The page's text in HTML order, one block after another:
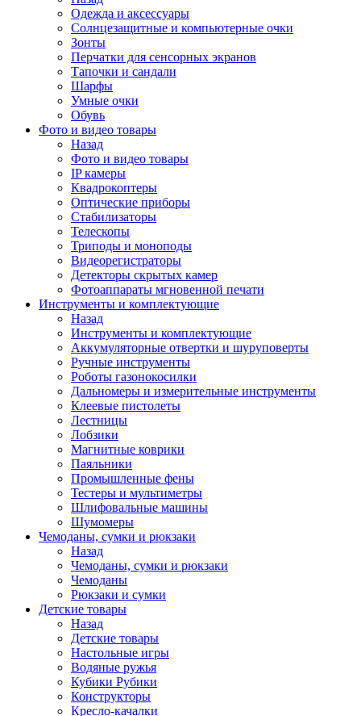
Одежда и аксессуары
Солнцезащитные и компьютерные очки
Зонты
Перчатки для сенсорных экранов
Тапочки и сандали
Шарфы
Умные очки
Обувь
Фото и видео товары
Назад
Фото и видео товары
IP камеры
Квадрокоптеры
Оптические приборы
Стабилизаторы
Телескопы
Триподы и моноподы
Видеорегистраторы
Детекторы скрытых камер
Фотоаппараты мгновенной печати
Инструменты и комплектующие
Назад
Инструменты и комплектующие
Аккумуляторные отвертки и шуруповерты
Ручные инструменты
Роботы газонокосилки
Дальномеры и измерительные инструменты
Клеевые пистолеты
Лестницы
Лобзики
Магнитные коврики
Паяльники
Промышленные фены
Тестеры и мультиметры
Шлифовальные машины
Шумомеры
Чемоданы, сумки и рюкзаки
Назад
Чемоданы, сумки и рюкзаки
Чемоданы
Рюкзаки и сумки
Детские товары
Назад
Детские товары
Настольные игры
Водяные ружья
Кубики Рубики
Конструкторы
Кресло-качалки